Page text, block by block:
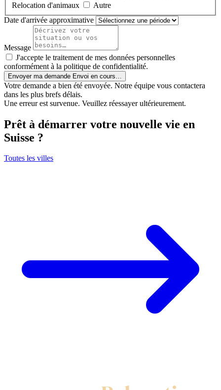
Relocation d'animaux
Autre
Date d'arrivée approximative
Message
J'accepte le traitement de mes données personnelles
conformément à la politique de confidentialité.
Envoyer ma demande Envoi en cours…
Votre demande a bien été envoyée. Notre équipe vous contactera
dans les plus brefs délais.
Une erreur est survenue. Veuillez réessayer ultérieurement.
Prêt à démarrer votre nouvelle vie en
Suisse ?
Toutes les villes